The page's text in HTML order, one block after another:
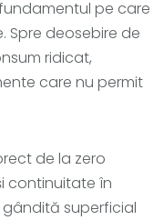
pe care
deosebire de
ridicat,
care nu permit
de la zero
continuitate în
superficial